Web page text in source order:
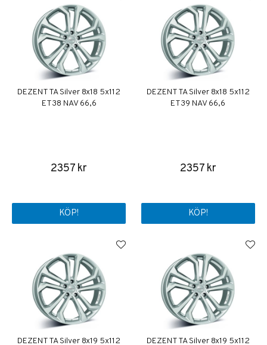
DEZENT TA Silver 8x18 5x112
ET38 NAV 66,6
2357 kr
KÖP!
DEZENT TA Silver 8x18 5x112
ET39 NAV 66,6
2357 kr
KÖP!
DEZENT TA Silver 8x19 5x112 DEZENT TA Silver 8x19 5x112